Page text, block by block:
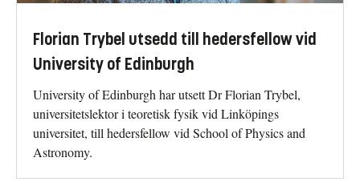
Florian Trybel utsedd till hedersfellow vid
University of Edinburgh
University of Edinburgh har utsett Dr Florian Trybel,
universitetslektor i teoretisk fysik vid Linköpings
universitet, till hedersfellow vid School of Physics and
Astronomy.